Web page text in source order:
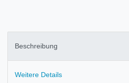
Beschreibung
Weitere Details